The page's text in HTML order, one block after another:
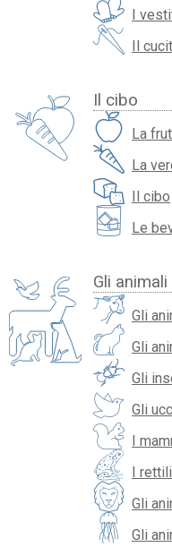
I
Il
Il cibo
La
La
Il cibo
Le
Gli animali
Gli
Gli
Gli
Gli
I
I
Gli
Gli